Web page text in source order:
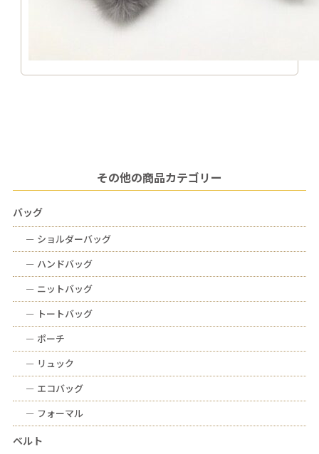
その他の商品カテゴリー
バッグ
ー ショルダーバッグ
ー ハンドバッグ
ー ニットバッグ
ー トートバッグ
ー ポーチ
ー リュック
ー エコバッグ
ー フォーマル
ベルト